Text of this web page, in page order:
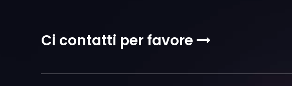
Ci contatti per favore 